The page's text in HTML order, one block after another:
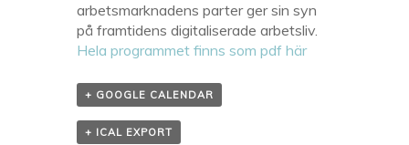
arbetsmarknadens parter ger sin syn
på framtidens digitaliserade arbetsliv.
Hela programmet finns som pdf här
+ GOOGLE CALENDAR
+ ICAL EXPORT